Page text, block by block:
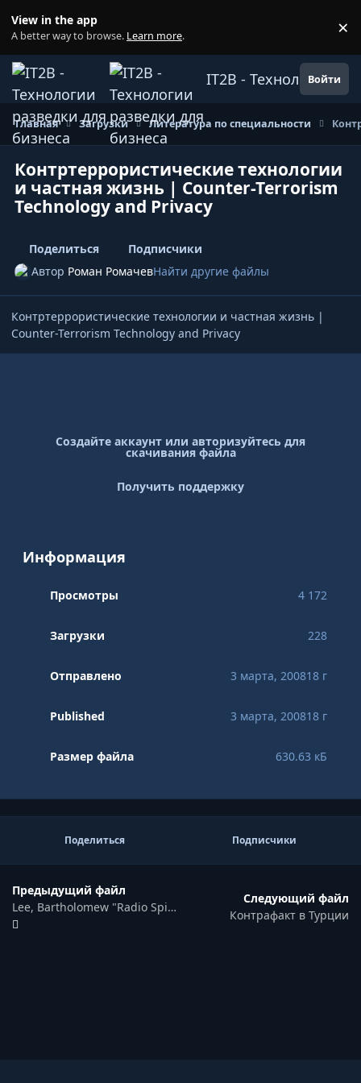
View in the app
A better way to browse. Learn more. ×
IT2B - Технологии
Войти
Главная Загрузки Литература по специальности
Контртеррористические технологии
и частная жизнь | Counter-Terrorism
Technology and Privacy
Поделиться
Подписчики
Автор Роман РомачевНайти другие файлы
Контртеррористические технологии и частная жизнь |
Counter-Terrorism Technology and Privacy
Создайте аккаунт или авторизуйтесь для
скачивания файла
Получить поддержку
Информация
Просмотры 4 172
Загрузки 228
Отправлено 3 марта, 200818 г
Published 3 марта, 200818 г
Размер файла 630.63 кБ
Поделиться Подписчики
Предыдущий файл
Lee, Bartholomew "Radio Spies - Episodes in the Ether Wars"
Следующий файл
Контрафакт в Турции